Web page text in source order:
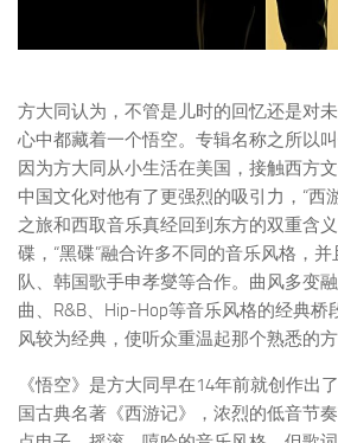
方大同认为，不管是儿时的回忆还是对
心中都藏着一个悟空。专辑名称之所以
因为方大同从小生活在美国，接触西方
中国文化对他有了更强烈的吸引力，“西
之旅和西取音乐真经回到东方的双重含
碟，“黑碟”融合许多不同的音乐风格，
队、韩国歌手申孝燮等合作。曲风多变
曲、R&B、Hip-Hop等音乐风格的经典桥
风较为经典，使听众重温起那个熟悉的方
《悟空》是方大同早在14年前就创作出
国古典名著《西游记》，浓烈的低音节